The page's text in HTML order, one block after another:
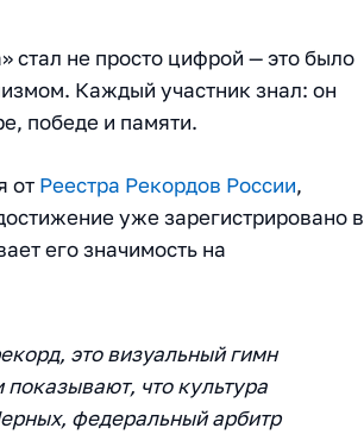
стал не просто цифрой — это было
Каждый участник знал: он
победе и памяти.
от Реестра Рекордов России,
уже зарегистрировано в
его значимость на
это визуальный гимн
что культура
федеральный арбитр